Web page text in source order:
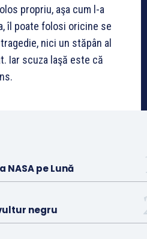
propriu, aşa cum l-a
îl poate folosi oricine se
nici un stăpân al
Iar scuza laşă este că
NASA pe Lună
negru